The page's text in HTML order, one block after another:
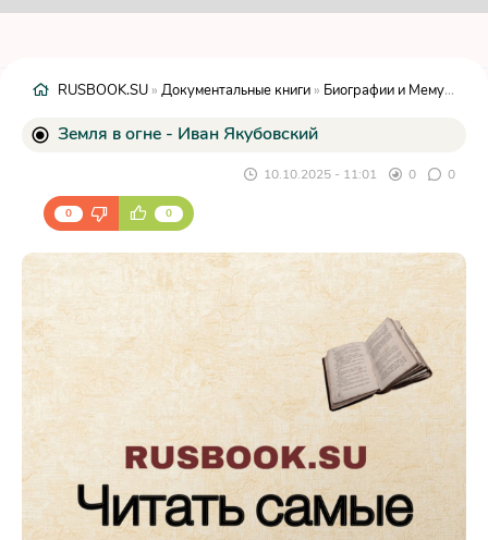
RUSBOOK.SU » Документальные книги » Биографии и Мемуары
Земля в огне - Иван Якубовский
10.10.2025 - 11:01 0 0
0 0